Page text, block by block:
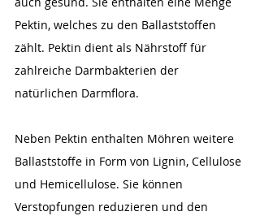
Pektin, welches zu den Ballaststoffen
zählt. Pektin dient als Nährstoff für
zahlreiche Darmbakterien der
natürlichen Darmflora.
Neben Pektin enthalten Möhren weitere
Ballaststoffe in Form von Lignin, Cellulose
und Hemicellulose. Sie können
Verstopfungen reduzieren und den